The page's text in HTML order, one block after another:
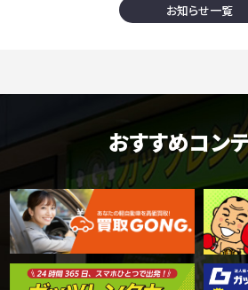
お知らせ一覧
おすすめコン